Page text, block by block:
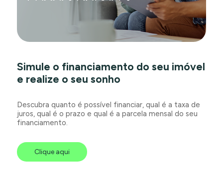
Simule o financiamento do seu imóvel
e realize o seu sonho
Descubra quanto é possível financiar, qual é a taxa de
juros, qual é o prazo e qual é a parcela mensal do seu
financiamento.
Clique aqui